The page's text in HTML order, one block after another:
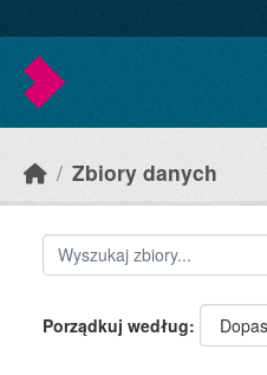
Zbiory danych
Porządkuj według